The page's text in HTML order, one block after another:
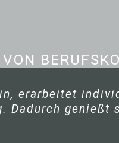
erarbeitet
genießt